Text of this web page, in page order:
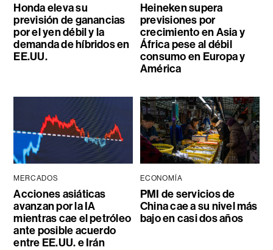
Honda eleva su
previsión de ganancias
por el yen débil y la
demanda de híbridos en
EE.UU.
Heineken supera
previsiones por
crecimiento en Asia y
África pese al débil
consumo en Europa y
América
MERCADOS
Acciones asiáticas
avanzan por la IA
mientras cae el petróleo
ante posible acuerdo
entre EE.UU. e Irán
ECONOMÍA
PMI de servicios de
China cae a su nivel más
bajo en casi dos años